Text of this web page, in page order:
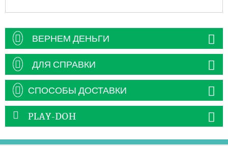
ВЕРНЕМ ДЕНЬГИ
ДЛЯ СПРАВКИ
СПОСОБЫ ДОСТАВКИ
PLAY-DOH